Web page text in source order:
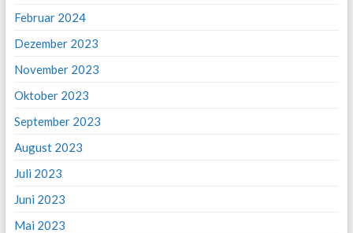
Februar 2024
Dezember 2023
November 2023
Oktober 2023
September 2023
August 2023
Juli 2023
Juni 2023
Mai 2023